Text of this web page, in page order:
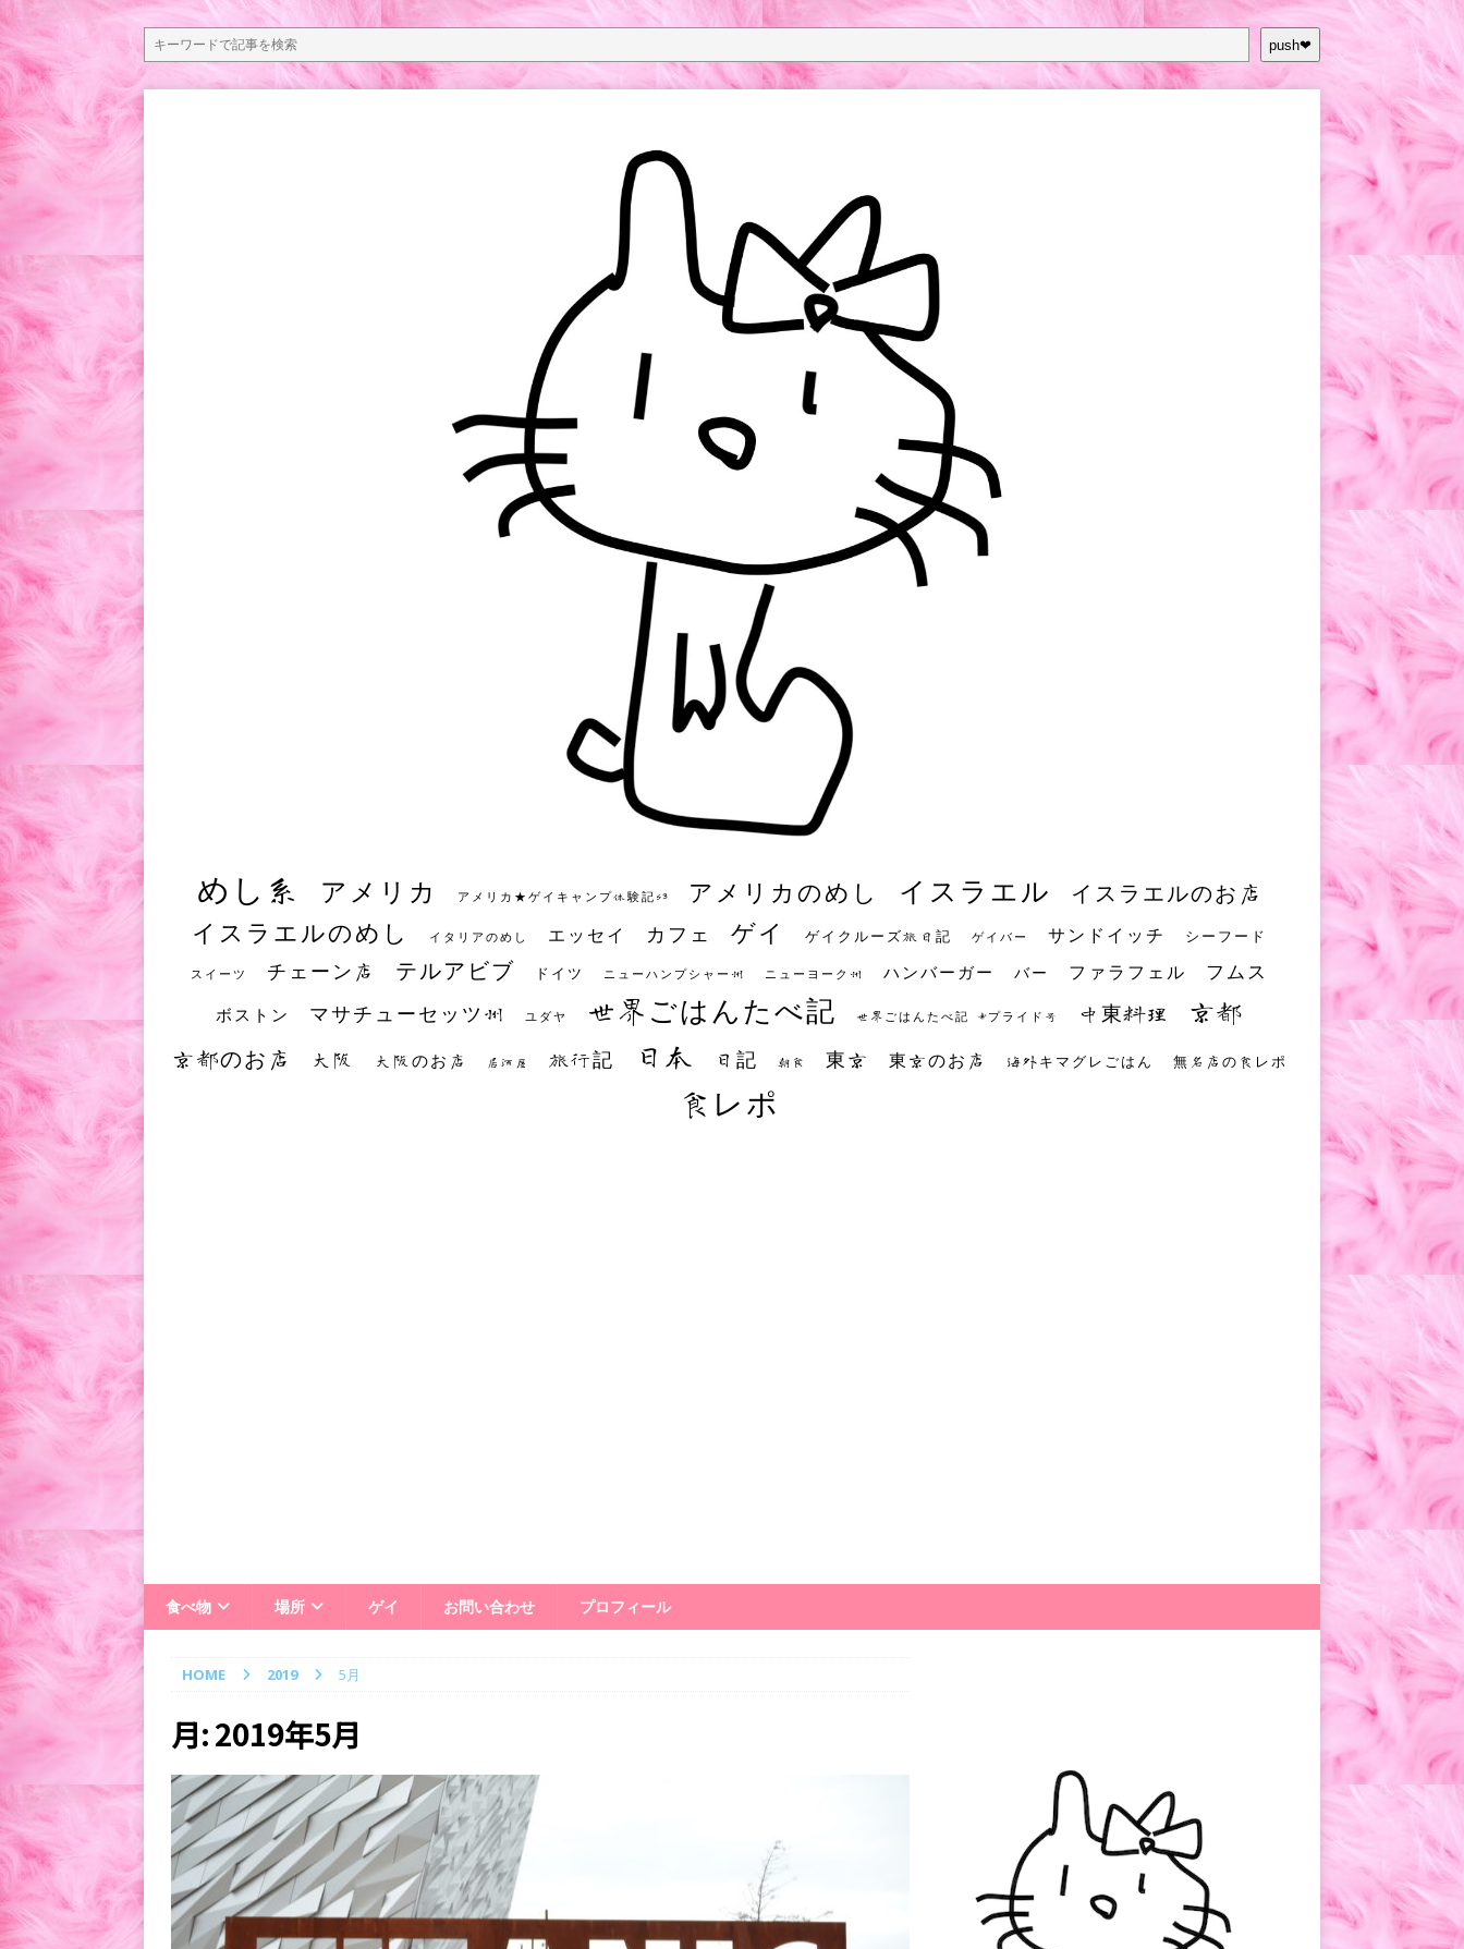
push❤︎
めし系 アメリカ アメリカ★ゲイキャンプ体験記S3 アメリカのめし イスラエル イスラエルのお店
イスラエルのめし イタリアのめし エッセイ カフェ ゲイ ゲイクルーズ旅日記 ゲイバー サンドイッチ シーフード
スイーツ チェーン店 テルアビブ ドイツ ニューハンプシャー州 ニューヨーク州 ハンバーガー バー ファラフェル フムス
ボストン マサチューセッツ州 ユダヤ 世界ごはんたべ記 世界ごはんたべ記 #プライド号 中東料理 京都
京都のお店 大阪 大阪のお店 居酒屋 旅行記 日本 日記 朝食 東京 東京のお店 海外キマグレごはん 無名店の食レポ
食レポ
食べ物 場所 ゲイ お問い合わせ プロフィール
HOME 2019 5月
月:2019年5月